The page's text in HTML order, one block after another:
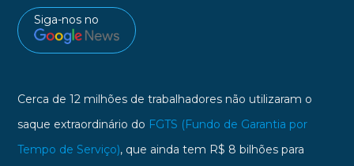
Siga-nos no
Cerca de 12 milhões de trabalhadores não utilizaram o
saque extraordinário do FGTS (Fundo de Garantia por
Tempo de Serviço), que ainda tem R$ 8 bilhões para